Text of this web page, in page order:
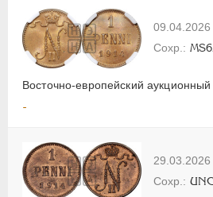
09.04.2026
Восточно-европейский
-
29.03.2026